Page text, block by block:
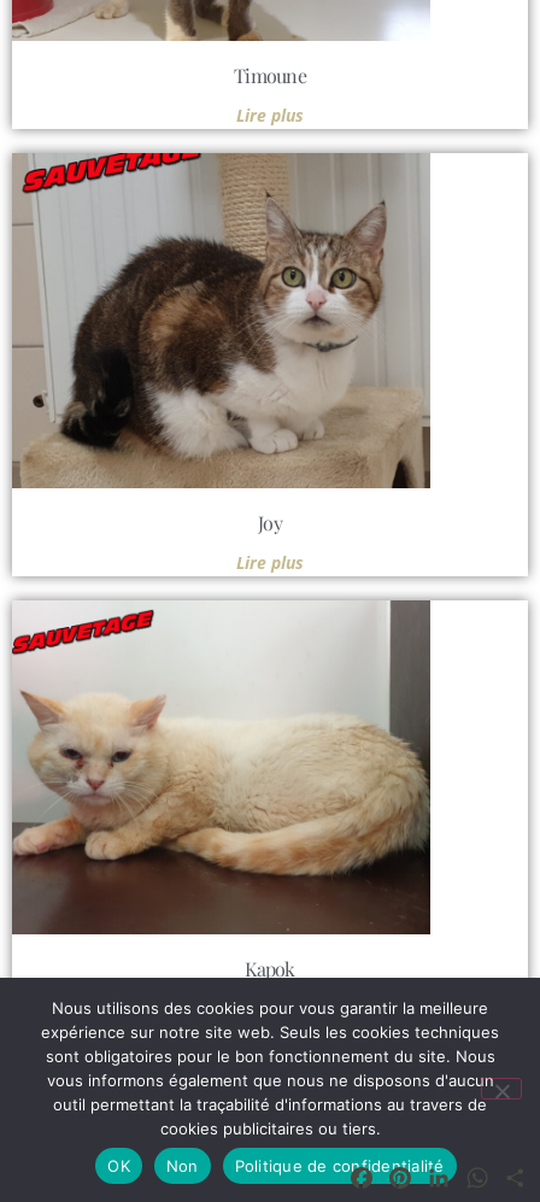
Timoune
Lire plus
Joy
Lire plus
Kapok
Lire plus
Facebook
PinterestLinkedIn
Nous utilisons des cookies pour vous garantir la meilleure
expérience sur notre site web. Seuls les cookies techniques
sont obligatoires pour le bon fonctionnement du site. Nous
vous informons également que nous ne disposons d'aucun
outil permettant la traçabilité d'informations au travers de
cookies publicitaires ou tiers.
OK
Non Politique de confidentialité